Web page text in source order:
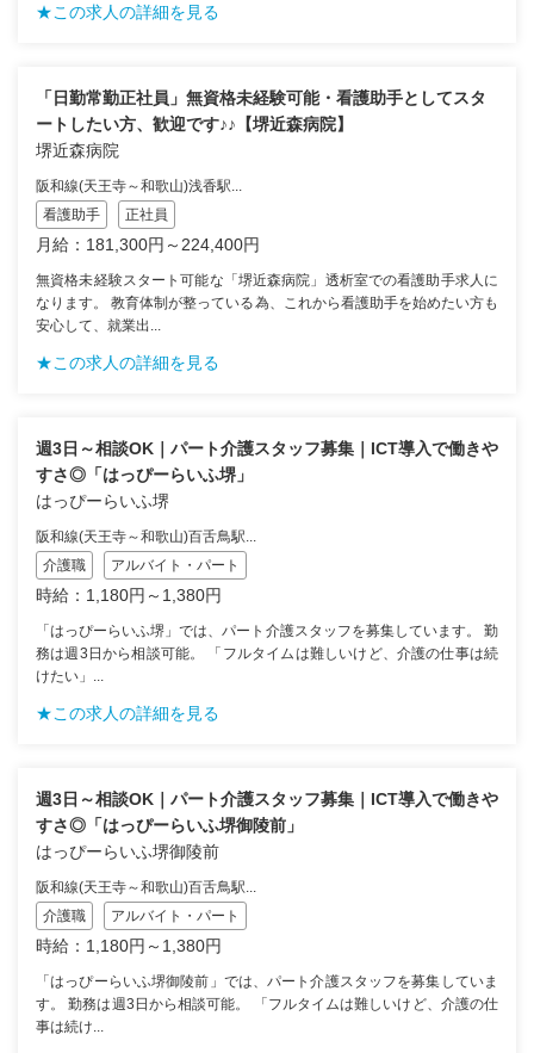
★この求人の詳細を見る
「日勤常勤正社員」無資格未経験可能・看護助手としてスタ
ートしたい方、歓迎です♪♪【堺近森病院】
堺近森病院
阪和線(天王寺～和歌山)浅香駅...
看護助手
正社員
月給：181,300円～224,400円
無資格未経験スタート可能な「堺近森病院」透析室での看護助手求人に
なります。 教育体制が整っている為、これから看護助手を始めたい方も
安心して、就業出...
★この求人の詳細を見る
週3日～相談OK｜パート介護スタッフ募集｜ICT導入で働きや
すさ◎「はっぴーらいふ堺」
はっぴーらいふ堺
阪和線(天王寺～和歌山)百舌鳥駅...
介護職
アルバイト・パート
時給：1,180円～1,380円
「はっぴーらいふ堺」では、パート介護スタッフを募集しています。 勤
務は週3日から相談可能。 「フルタイムは難しいけど、介護の仕事は続
けたい」...
★この求人の詳細を見る
週3日～相談OK｜パート介護スタッフ募集｜ICT導入で働きや
すさ◎「はっぴーらいふ堺御陵前」
はっぴーらいふ堺御陵前
阪和線(天王寺～和歌山)百舌鳥駅...
介護職
アルバイト・パート
時給：1,180円～1,380円
「はっぴーらいふ堺御陵前」では、パート介護スタッフを募集していま
す。 勤務は週3日から相談可能。 「フルタイムは難しいけど、介護の仕
事は続け...